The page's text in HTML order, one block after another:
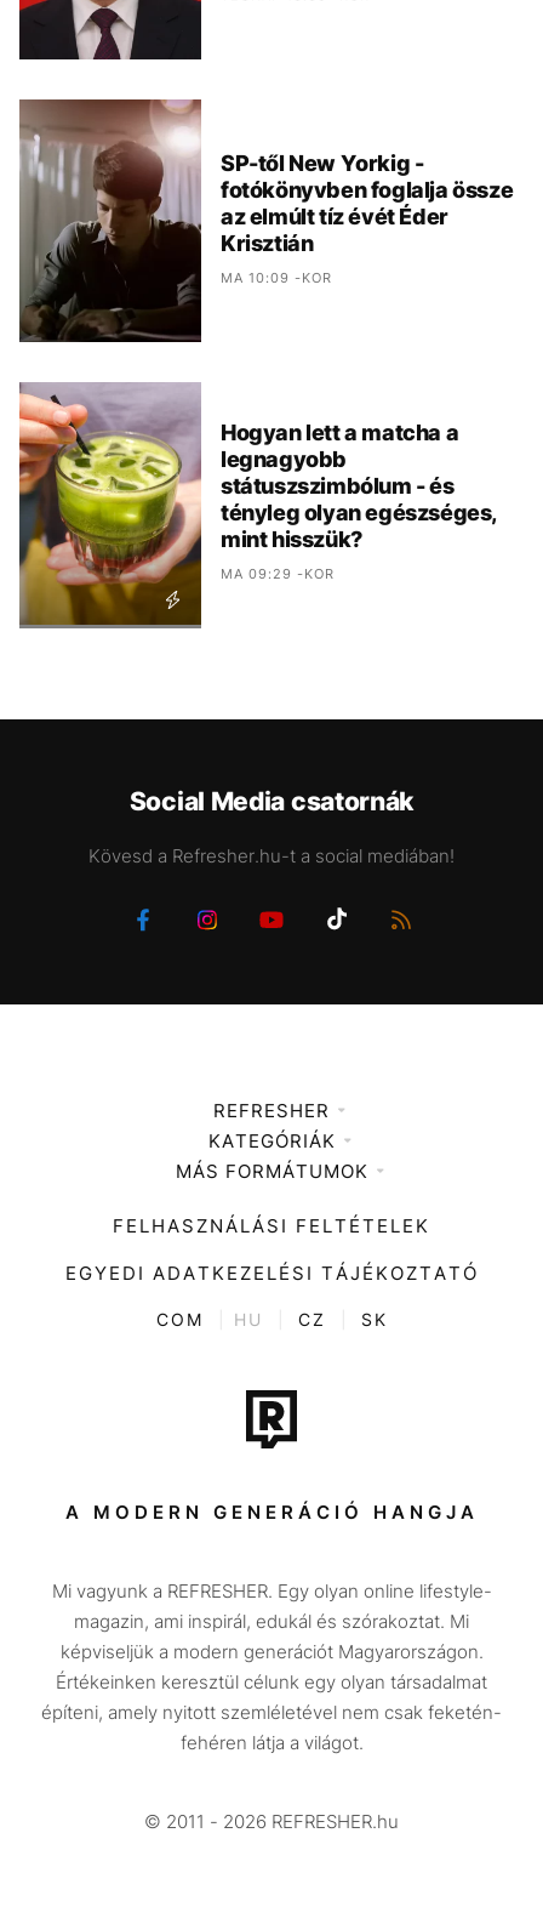
SP-től New Yorkig -
fotókönyvben foglalja össze
az elmúlt tíz évét Éder
Krisztián
MA 10:09 -KOR
Hogyan lett a matcha a
legnagyobb
státuszszimbólum - és
tényleg olyan egészséges,
mint hisszük?
MA 09:29 -KOR
Social Media csatornák
Kövesd a Refresher.hu-t a social mediában!
REFRESHER
Médiaajánlat
KATEGÓRIÁK
Zene
Divat
Kultúra
ENTR
Tech-Tudomány
Sport
Társadalom
Utazás
Életmód
Design
Beszélgetések
Videó
MÁS FORMÁTUMOK
FELHASZNÁLÁSI FELTÉTELEK
EGYEDI ADATKEZELÉSI TÁJÉKOZTATÓ
COM HU CZ SK
A MODERN GENERÁCIÓ HANGJA
Mi vagyunk a REFRESHER. Egy olyan online lifestyle-
magazin, ami inspirál, edukál és szórakoztat. Mi
képviseljük a modern generációt Magyarországon.
Értékeinken keresztül célunk egy olyan társadalmat
építeni, amely nyitott szemléletével nem csak feketén-
fehéren látja a világot.
© 2011 - 2026 REFRESHER.hu